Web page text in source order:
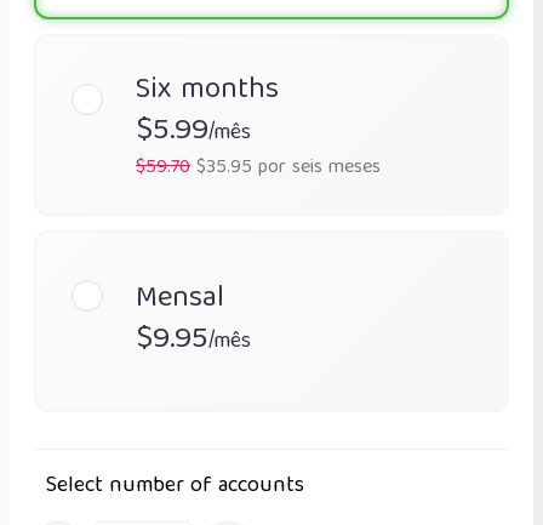
Six months
$5.99/mês
$59.70$35.95 por seis meses
Mensal
$9.95/mês
Select number of accounts